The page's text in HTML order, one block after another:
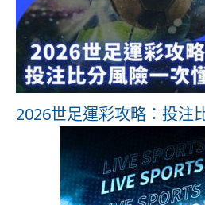
2026世足運彩攻略：投注